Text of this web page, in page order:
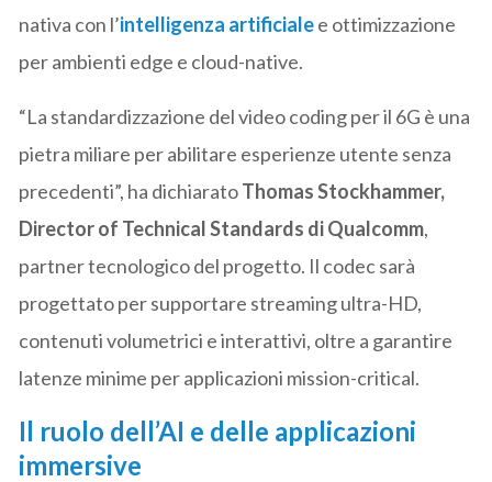
nativa con l’intelligenza artificialee ottimizzazione
per ambienti edge e cloud-native.
“La standardizzazione del video coding per il 6G è una
pietra miliare per abilitare esperienze utente senza
precedenti”, ha dichiaratoThomas Stockhammer,
Director of Technical Standards di Qualcomm,
partner tecnologico del progetto. Il codec sarà
progettato per supportare streaming ultra-HD,
contenuti volumetrici e interattivi, oltre a garantire
latenze minime per applicazioni mission-critical.
Il ruolo dell’AI e delle applicazioni
immersive